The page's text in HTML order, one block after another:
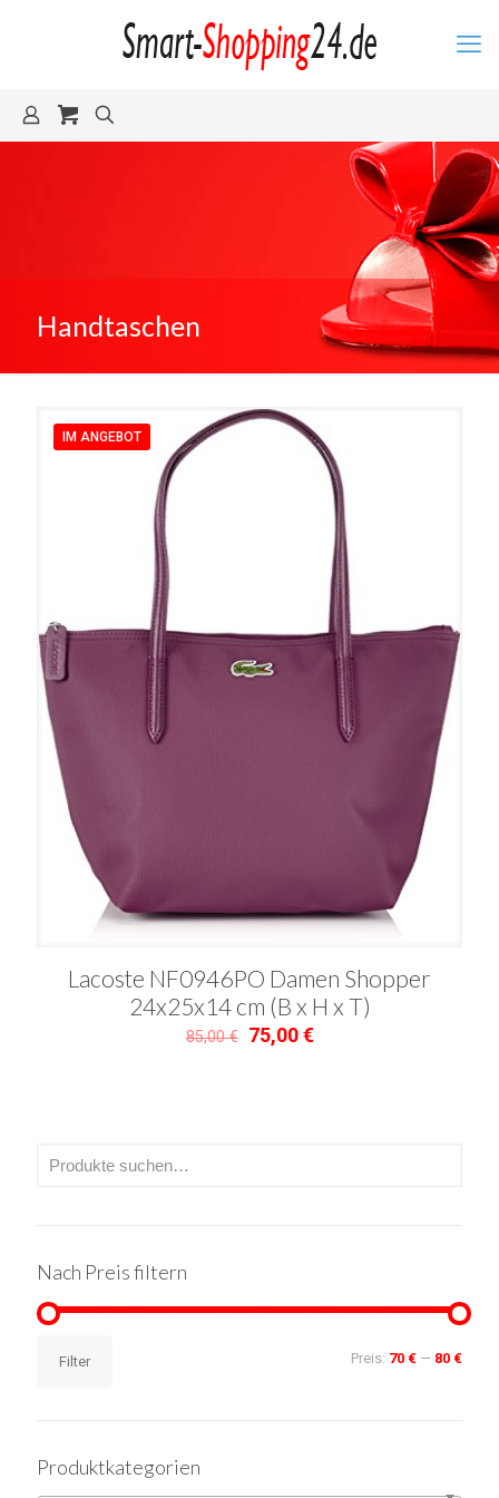
Handtaschen
IM ANGEBOT
Lacoste NF0946PO Damen Shopper
24x25x14 cm (B x H x T)
85,00€
Ursprünglicher
75,00€Aktueller
Nach Preis filtern
Preis
PreisFilter Preis: 70 € — 80 €
Produktkategorien